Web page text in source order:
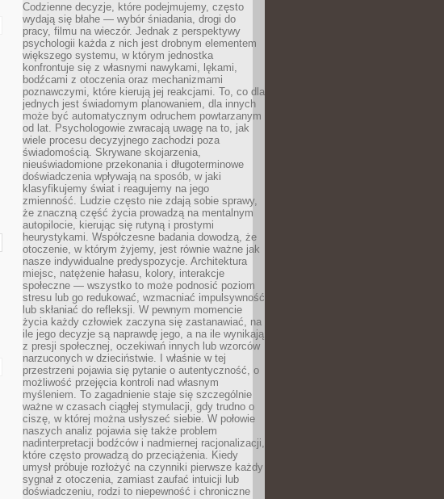
Codzienne decyzje, które podejmujemy, często
wydają się błahe — wybór śniadania, drogi do
pracy, filmu na wieczór. Jednak z perspektywy
psychologii każda z nich jest drobnym elementem
większego systemu, w którym jednostka
konfrontuje się z własnymi nawykami, lękami,
bodźcami z otoczenia oraz mechanizmami
poznawczymi, które kierują jej reakcjami. To, co dla
jednych jest świadomym planowaniem, dla innych
może być automatycznym odruchem powtarzanym
od lat. Psychologowie zwracają uwagę na to, jak
wiele procesu decyzyjnego zachodzi poza
świadomością. Skrywane skojarzenia,
nieuświadomione przekonania i długoterminowe
doświadczenia wpływają na sposób, w jaki
klasyfikujemy świat i reagujemy na jego
zmienność. Ludzie często nie zdają sobie sprawy,
że znaczną część życia prowadzą na mentalnym
autopilocie, kierując się rutyną i prostymi
heurystykami. Współczesne badania dowodzą, że
otoczenie, w którym żyjemy, jest równie ważne jak
nasze indywidualne predyspozycje. Architektura
miejsc, natężenie hałasu, kolory, interakcje
społeczne — wszystko to może podnosić poziom
stresu lub go redukować, wzmacniać impulsywność
lub skłaniać do refleksji. W pewnym momencie
życia każdy człowiek zaczyna się zastanawiać, na
ile jego decyzje są naprawdę jego, a na ile wynikają
z presji społecznej, oczekiwań innych lub wzorców
narzuconych w dzieciństwie. I właśnie w tej
przestrzeni pojawia się pytanie o autentyczność, o
możliwość przejęcia kontroli nad własnym
myśleniem. To zagadnienie staje się szczególnie
ważne w czasach ciągłej stymulacji, gdy trudno o
ciszę, w której można usłyszeć siebie. W połowie
naszych analiz pojawia się także problem
nadinterpretacji bodźców i nadmiernej racjonalizacji,
które często prowadzą do przeciążenia. Kiedy
umysł próbuje rozłożyć na czynniki pierwsze każdy
sygnał z otoczenia, zamiast zaufać intuicji lub
doświadczeniu, rodzi to niepewność i chroniczne